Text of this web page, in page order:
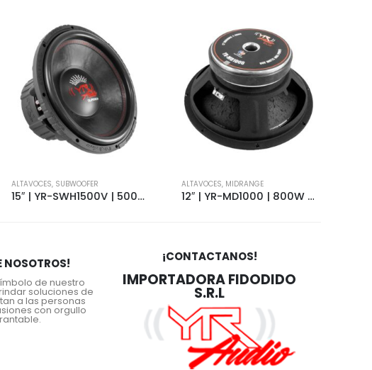
ALTAVOCES,SUBWOOFER
15″ | YR-SWH1500V | 5000W | 4+4 OHMS | 3 MAGNETS | 7149
ALTAVOCES,MIDRANGE
12″ | YR-MD1000 | 800W | 4 OHMS | ECO | 1829
NOSOTROS!
de nuestro
soluciones de
a las personas
con orgullo
¡CONTACTANOS!
IMPORTADORA FIDODIDO
S.R.L